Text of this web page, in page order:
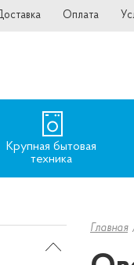
Оплата
Крупная бытовая
техника
Главная